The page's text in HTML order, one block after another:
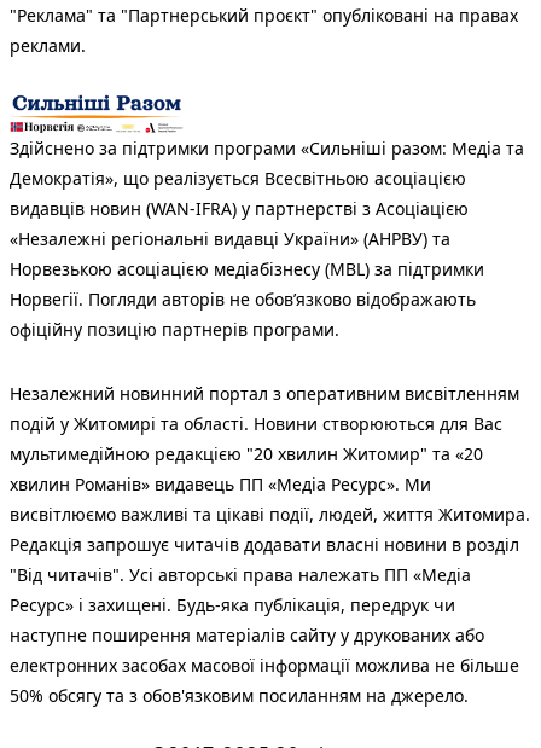
"Реклама" та "Партнерський проєкт" опубліковані на правах
реклами.
Здійснено за підтримки програми «Сильніші разом: Медіа та
Демократія», що реалізується Всесвітньою асоціацією
видавців новин (WAN-IFRA) у партнерстві з Асоціацією
«Незалежні регіональні видавці України» (АНРВУ) та
Норвезькою асоціацією медіабізнесу (MBL) за підтримки
Норвегії. Погляди авторів не обов’язково відображають
офіційну позицію партнерів програми.
Незалежний новинний портал з оперативним висвітленням
подій у Житомирі та області. Новини створюються для Вас
мультимедійною редакцією "20 хвилин Житомир" та «20
хвилин Романів» видавець ПП «Медіа Ресурс». Ми
висвітлюємо важливі та цікаві події, людей, життя Житомира.
Редакція запрошує читачів додавати власні новини в розділ
"Від читачів". Усі авторські права належать ПП «Медіа
Ресурс» і захищені. Будь-яка публiкацiя, передрук чи
наступне поширення матеріалів сайту у друкованих або
електронних засобах масової інформації можлива не більше
50% обсягу та з обов'язковим посиланням на джерело.